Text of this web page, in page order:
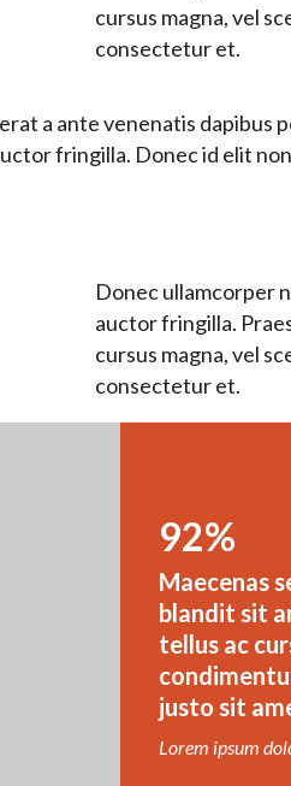
cursus magna, vel
consectetur et.
a ante venenatis dapibus
fringilla. Donec id elit
Donec ullamcorper
auctor fringilla.
cursus magna, vel
consectetur et.
92%
Maecenas
blandit sit
tellus ac
justo sit
Lorem ipsum